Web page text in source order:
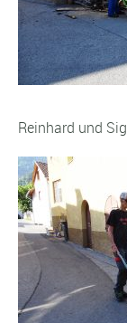
Reinhard und